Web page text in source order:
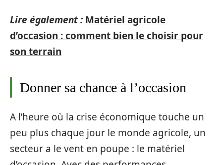
Lire également : Matériel agricole
d’occasion : comment bien le choisir pour
son terrain
Donner sa chance à l’occasion
A l’heure où la crise économique touche un
peu plus chaque jour le monde agricole, un
secteur a le vent en poupe : le matériel